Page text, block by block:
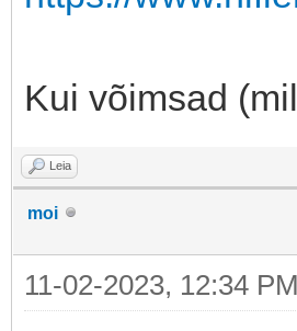
Kui võimsad
Leia
moi
11-02-2023, 12:34 PM